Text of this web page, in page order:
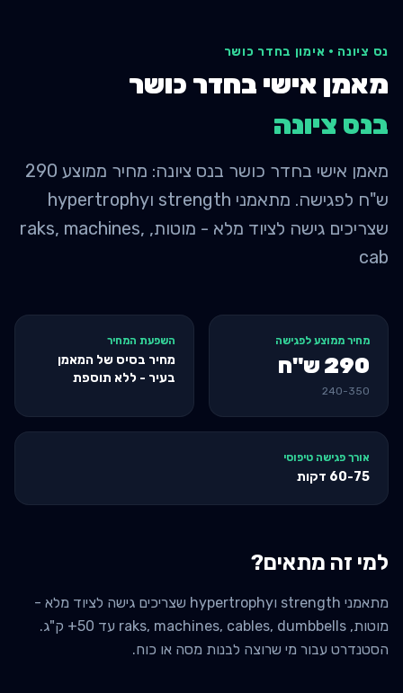
נס ציונה · אימון בחדר כושר
מאמן אישי בחדר כושר
בנס ציונה
מאמן אישי בחדר כושר בנס ציונה: מחיר ממוצע 290
ש"ח לפגישה. מתאמני strength וhypertrophy
שצריכים גישה לציוד מלא - מוטות, raks, machines,
cab
מחיר ממוצע לפגישה
290 ש"ח
240-350
השפעת המחיר
מחיר בסיס של המאמן
בעיר - ללא תוספת
אורך פגישה טיפוסי
60-75 דקות
למי זה מתאים?
מתאמני strength וhypertrophy שצריכים גישה לציוד מלא -
מוטות, raks, machines, cables, dumbbells עד 50+ ק"ג.
הסטנדרט עבור מי שרוצה לבנות מסה או כוח.